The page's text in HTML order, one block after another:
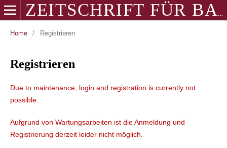
ZEITSCHRIFT FÜR BALKANOLOGIE
Home / Registrieren
Registrieren
Due to maintenance, login and registration is currently not
possible.
Aufgrund von Wartungsarbeiten ist die Anmeldung und
Registrierung derzeit leider nicht möglich.